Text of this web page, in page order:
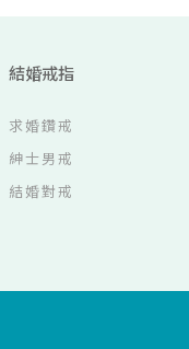
結婚戒指
求婚鑽戒
紳士男戒
結婚對戒